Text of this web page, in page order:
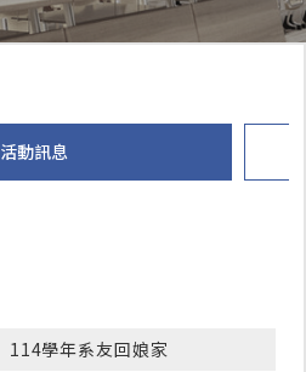
活動訊息
114學年系友回娘家